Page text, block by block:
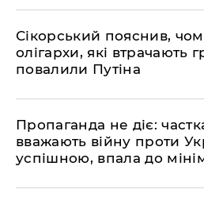
​Сікорський пояснив,
олігархи, які втрачають
повалили Путіна
​Пропаганда не діє:
вважають війну проти
успішною, впала до